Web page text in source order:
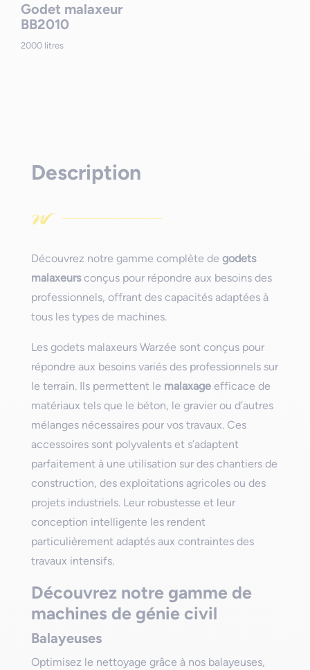
Godet malaxeur
BB2010
2000 litres
Description
Découvrez notre gamme complète de godets
malaxeursconçus pour répondre aux besoins des
professionnels, offrant des capacités adaptées à
tous les types de machines.
Les godets malaxeurs Warzée sont conçus pour
répondre aux besoins variés des professionnels sur
le terrain. Ils permettent le malaxageefficace de
matériaux tels que le béton, le gravier ou d’autres
mélanges nécessaires pour vos travaux. Ces
accessoires sont polyvalents et s’adaptent
parfaitement à une utilisation sur des chantiers de
construction, des exploitations agricoles ou des
projets industriels. Leur robustesse et leur
conception intelligente les rendent
particulièrement adaptés aux contraintes des
travaux intensifs.
Découvrez notre gamme de
machines de génie civil
Balayeuses
Optimisez le nettoyage grâce à nos balayeuses,